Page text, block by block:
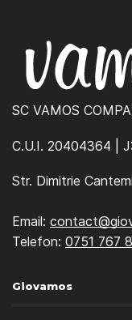
SC VAMOS
C.U.I. 20404364 |
Str. Dimitrie
Email:
Telefon: 0751 767
Giovamos